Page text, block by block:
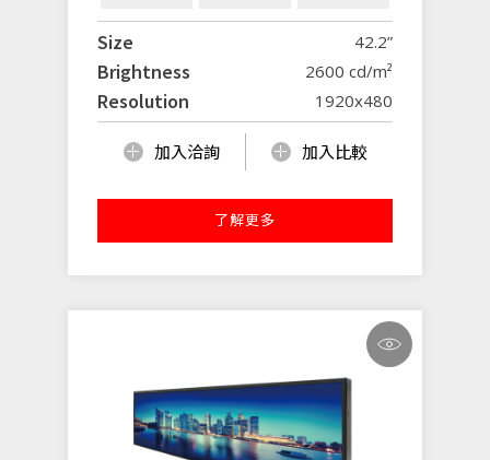
Size 42.2”
Brightness 2600 cd/m²
Resolution 1920x480
加入洽詢 加入比較
了解更多